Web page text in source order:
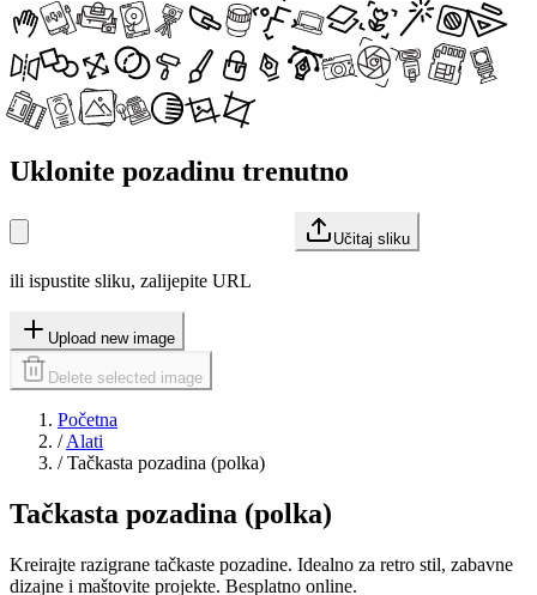
Uklonite pozadinu trenutno
Učitaj sliku
ili ispustite sliku, zalijepite URL
Upload new image
Delete selected image
Početna
/ Alati
/ Tačkasta pozadina (polka)
Tačkasta pozadina (polka)
Kreirajte razigrane tačkaste pozadine. Idealno za retro stil, zabavne
dizajne i maštovite projekte. Besplatno online.